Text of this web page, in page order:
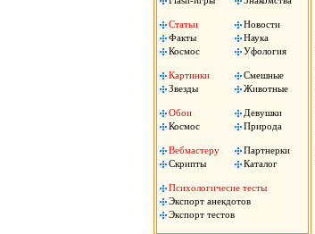
Статьи
Новости
Факты
Наука
Космос
Уфология
Картинки
Смешные
Звезды
Животные
Обои
Девушки
Космос
Природа
Вебмастеру
Партнерки
Скрипты
Каталог
Психологичесие тесты
Экспорт анекдотов
Экспорт тестов